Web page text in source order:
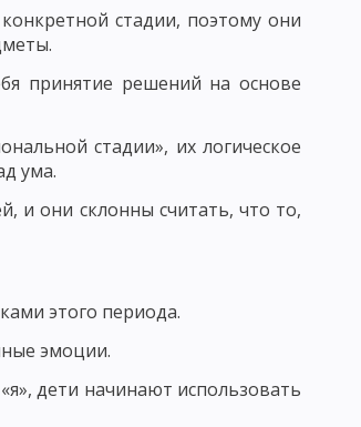
И ЗАДАЧИ ДИДАКТИКИ
стадии, поэтому они
принятие решений на основе
стадии», их логическое
ума.
и они склонны считать, что то,
этого периода.
эмоции.
дети начинают использовать